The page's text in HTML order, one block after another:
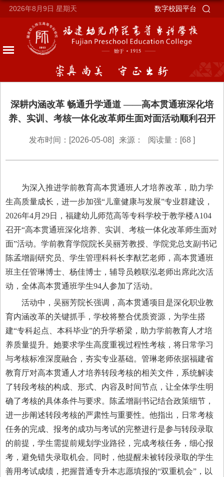
2026年8月9日 星期天 数字校园平台
深耕内涵改革 畅通升学通道 ——高本贯通班深化培
养、实训、考核一体化改革师生面对面活动顺利召开
发布时间：[2026-05-08] 来源： 阅读量：[68 ]
为深入推进学前教育高本贯通班人才培养改革，助力学
生高质量成长，进一步加强“儿童健康与发展”专业群建设，
2026年4月29日，福建幼儿师范高等专科学校于教学楼A104
召开“高本贯通班深化培养、实训、考核一体化改革师生面对
面”活动。学前教育学院院长吴丽芳教授、学院党总支副书记
陈孟增副研究员、学生管理科科长李猷艺老师，高本贯通班
班主任管琳博士、杨佳博士，辅导员赖联泓老师出席此次活
动，全体高本贯通班学生94人参加了活动。
活动中， 吴丽芳院长强调，高本贯通项目是深化职业教
育内涵改革的关键抓手，学校将整合优质资源，为学生搭
建“专科起点、本科毕业”的升学桥梁，助力学前教育人才培
养质量提升。她要求学生高度重视过程性考核，将日常学习
与考核标准深度融合，夯实专业基础。管琳老师依据福建省
教育厅对高本贯通 人才培养转段考核的相关文件 ，系统解读
了转段考核的构成、形式、内容及时间节点 ，让全体学生明
确了考核的具体条件与要求。陈孟增副书记结合政策细节，
进一步阐述转段考核的严肃性与重要性。他指出， 日常考核
任务的完成、报考的成功与考试的完整进行是参与转段录取
的前提，学生需提前规划学业路径， 完成考核任务，细心报
考， 避免错失录取机会。同时，他提醒未被转段录取的学生
善用考试成绩，把握普通专升本志愿填报的“双重机会”，以